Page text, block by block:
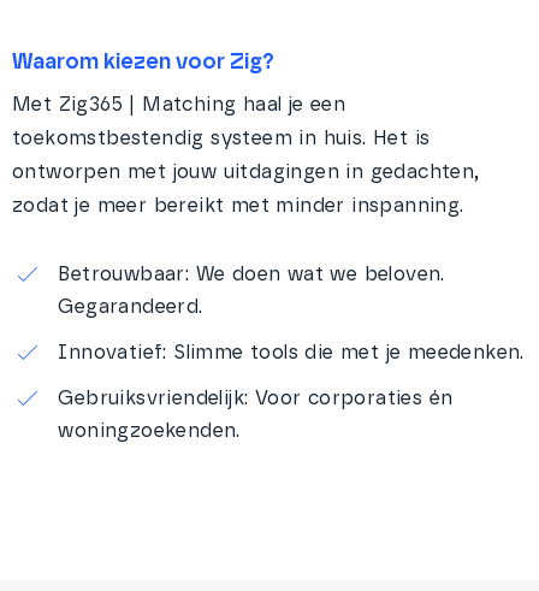
Waarom kiezen voor Zig?
Met Zig365 | Matching haal je een
toekomstbestendig systeem in huis. Het is
ontworpen met jouw uitdagingen in gedachten,
zodat je meer bereikt met minder inspanning.
Betrouwbaar: We doen wat we beloven.
Gegarandeerd.
Innovatief: Slimme tools die met je meedenken.
Gebruiksvriendelijk: Voor corporaties én
woningzoekenden.